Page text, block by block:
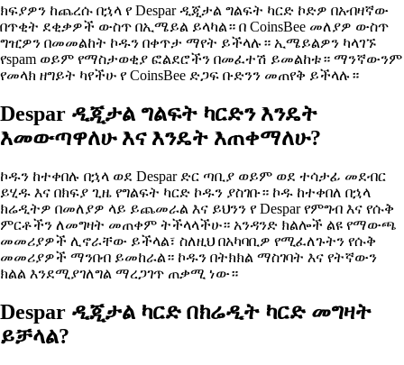
ክፍያዎን ከጨረሱ በኋላ የ Despar ዲጂታል ግልፍት ካርድ ኮድዎ በአብዛኛው
በጥቂት ደቂቃዎች ውስጥ በኢሜይል ይላካል። በ CoinsBee መለያዎ ውስጥ
ግዢዎን በመመልከት ኮዱን በቀጥታ ማየት ይችላሉ። ኢሜይልዎን ካላገኙ
የspam ወይም የማስታወቂያ ፎልደሮችን በመፈተሽ ይመልከቱ። ማንኛውንም
የመላክ ዘግይት ካየችሁ የ CoinsBee ድጋፍ ቡድንን መጠየቅ ይችላሉ።
Despar ዲጂታል ግልፍት ካርድን እንዴት
እመውጣዋለሁ እና እንዴት እጠቀማለሁ?
ኮዱን ከተቀበሉ በኋላ ወደ Despar ድር ጣቢያ ወይም ወደ ተሳታፊ መደብር
ይሂዱ እና በክፍያ ጊዜ የግልፍት ካርድ ኮዱን ያስገቡ። ኮዱ ከተቀበለ በኋላ
ክሬዲትዎ በመለያዎ ላይ ይጨመራል እና ይህንን የ Despar የምግብ እና የሱቅ
ምርቶችን ለመግዛት መጠቀም ትችላላችሁ። አንዳንድ ክልሎች ልዩ የማውጫ
መመሪያዎች ሊኖራቸው ይችላል፣ ስለዚህ በአካባቢዎ የሚፈለጉትን የሱቅ
መመሪያዎች ማንበብ ይመከራል። ኮዱን በትክክል ማስገባት እና የትኛውን
ክልል እንደሚያገለግል ማረጋገጥ ጠቃሚ ነው።
Despar ዲጂታል ካርድ በክሬዲት ካርድ መግዛት
ይቻላል?